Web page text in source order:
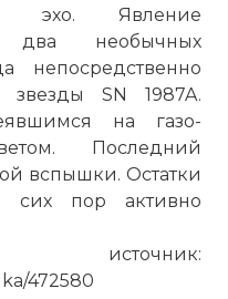
эхо. Явление
два необычных
непосредственно
SN 1987A.
на газо-
Последний
вспышки. Остатки
сих пор активно
472580